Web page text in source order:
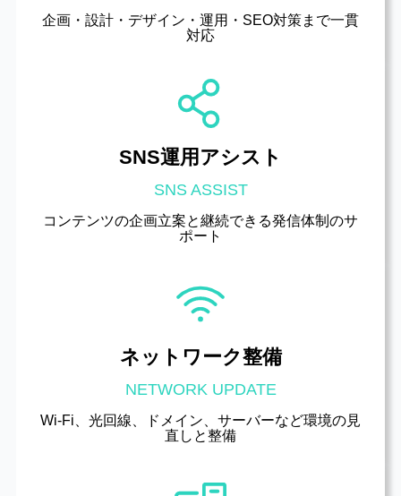
企画・設計・デザイン・運用・SEO対策まで一貫
対応
SNS運用アシスト
SNS ASSIST
コンテンツの企画立案と継続できる発信体制のサ
ポート
ネットワーク整備
NETWORK UPDATE
Wi-Fi、光回線、ドメイン、サーバーなど環境の見
直しと整備